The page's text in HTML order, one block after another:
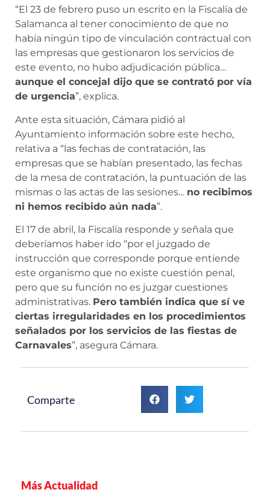
“El 23 de febrero puso un escrito en la Fiscalía de
Salamanca al tener conocimiento de que no
había ningún tipo de vinculación contractual con
las empresas que gestionaron los servicios de
este evento, no hubo adjudicación pública…
aunque el concejal dijo que se contrató por vía
de urgencia”, explica.
Ante esta situación, Cámara pidió al
Ayuntamiento información sobre este hecho,
relativa a “las fechas de contratación, las
empresas que se habían presentado, las fechas
de la mesa de contratación, la puntuación de las
mismas o las actas de las sesiones… no recibimos
ni hemos recibido aún nada”.
El 17 de abril, la Fiscalía responde y señala que
deberíamos haber ido “por el juzgado de
instrucción que corresponde porque entiende
este organismo que no existe cuestión penal,
pero que su función no es juzgar cuestiones
administrativas. Pero también indica que sí ve
ciertas irregularidades en los procedimientos
señalados por los servicios de las fiestas de
Carnavales”, asegura Cámara.
Comparte
Más Actualidad